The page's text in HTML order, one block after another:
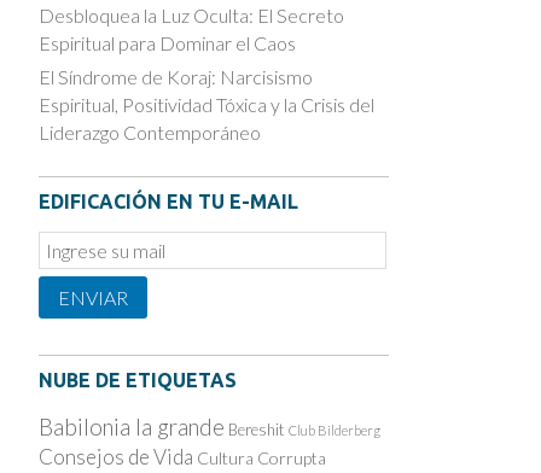
Desbloquea la Luz Oculta: El Secreto
Espiritual para Dominar el Caos
El Síndrome de Koraj: Narcisismo
Espiritual, Positividad Tóxica y la Crisis del
Liderazgo Contemporáneo
EDIFICACIÓN EN TU E-MAIL
Email
Subscription
ENVIAR
NUBE DE ETIQUETAS
Babilonia la grande Bereshit Club Bilderberg
Consejos de Vida Cultura Corrupta